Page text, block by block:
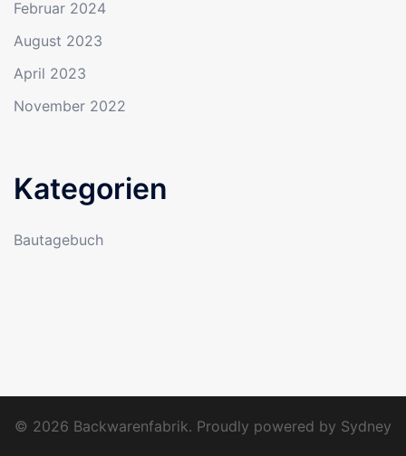
Februar 2024
August 2023
April 2023
November 2022
Kategorien
Bautagebuch
© 2026 Backwarenfabrik. Proudly powered by Sydney